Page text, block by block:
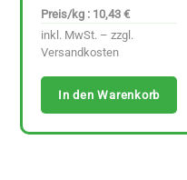
Preis/kg : 10,43 €
inkl. MwSt. – zzgl.
Versandkosten
In den Warenkorb